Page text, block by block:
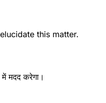
this matter.
मदद करेगा।